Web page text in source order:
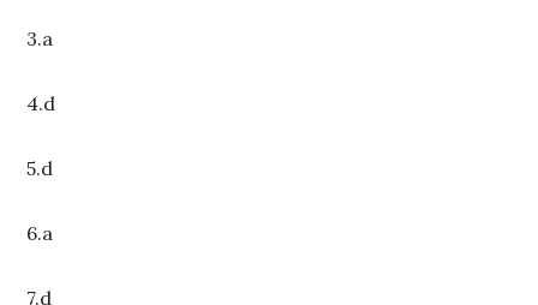
3.a
4.d
5.d
6.a
7.d